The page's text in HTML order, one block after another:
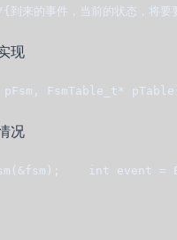
来的事件，当前的状态
现
pFsm, FsmTable_t*
况
int event =